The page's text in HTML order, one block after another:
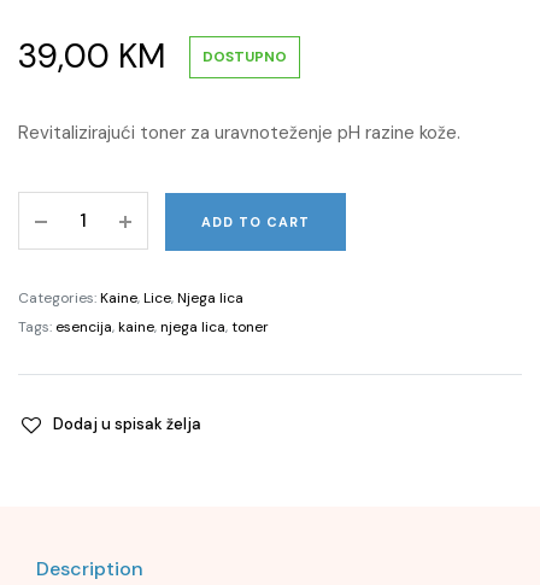
39,00 KM DOSTUPNO
Revitalizirajući toner za uravnoteženje pH razine kože.
Balancing
Toner,
150ml
ADD TO CART
Categories:Kaine,Lice,Njega lica
Tags: esencija,kaine,njega lica,toner
Dodaj u spisak želja
Description